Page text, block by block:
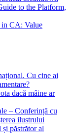
to the Platform,
in CA: Value
Cu cine ai
dacă mâine ar
– Conferință cu
ilustrului
păstrător al